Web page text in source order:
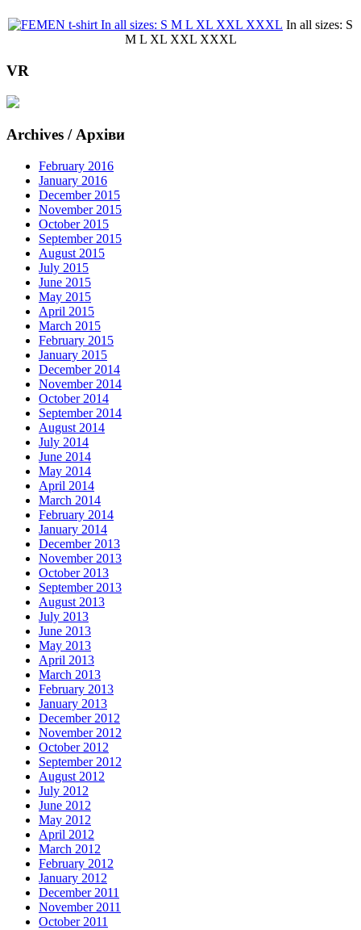
In all sizes: S
M L XL XXL XXXL
VR
Archives / Архіви
February 2016
January 2016
December 2015
November 2015
October 2015
September 2015
August 2015
July 2015
June 2015
May 2015
April 2015
March 2015
February 2015
January 2015
December 2014
November 2014
October 2014
September 2014
August 2014
July 2014
June 2014
May 2014
April 2014
March 2014
February 2014
January 2014
December 2013
November 2013
October 2013
September 2013
August 2013
July 2013
June 2013
May 2013
April 2013
March 2013
February 2013
January 2013
December 2012
November 2012
October 2012
September 2012
August 2012
July 2012
June 2012
May 2012
April 2012
March 2012
February 2012
January 2012
December 2011
November 2011
October 2011